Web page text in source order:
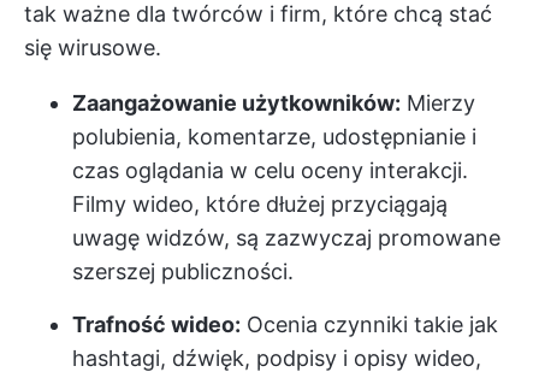
tak ważne dla twórców i firm, które chcą stać
się wirusowe.
Zaangażowanie użytkowników: Mierzy
polubienia, komentarze, udostępnianie i
czas oglądania w celu oceny interakcji.
Filmy wideo, które dłużej przyciągają
uwagę widzów, są zazwyczaj promowane
szerszej publiczności.
Trafność wideo: Ocenia czynniki takie jak
hashtagi, dźwięk, podpisy i opisy wideo,